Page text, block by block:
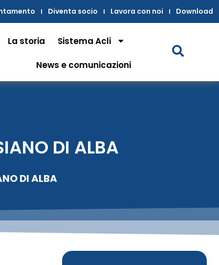
Diventa socio Lavora con noi Download
La storia Sistema Acli
News e comunicazioni
DI ALBA
DI ALBA